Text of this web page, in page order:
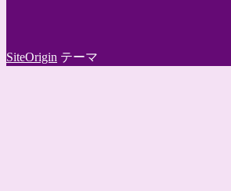
SiteOrigin テーマ